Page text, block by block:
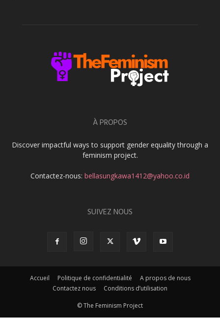
À PROPOS
Discover impactful ways to support gender equality through a
feminism project.
Contactez-nous: bellasungkawa1412@yahoo.co.id
SUIVEZ NOUS
Accueil Politique de confidentialité
A propos de nous
Contactez nous
Conditions d’utilisation
© The Feminism Project